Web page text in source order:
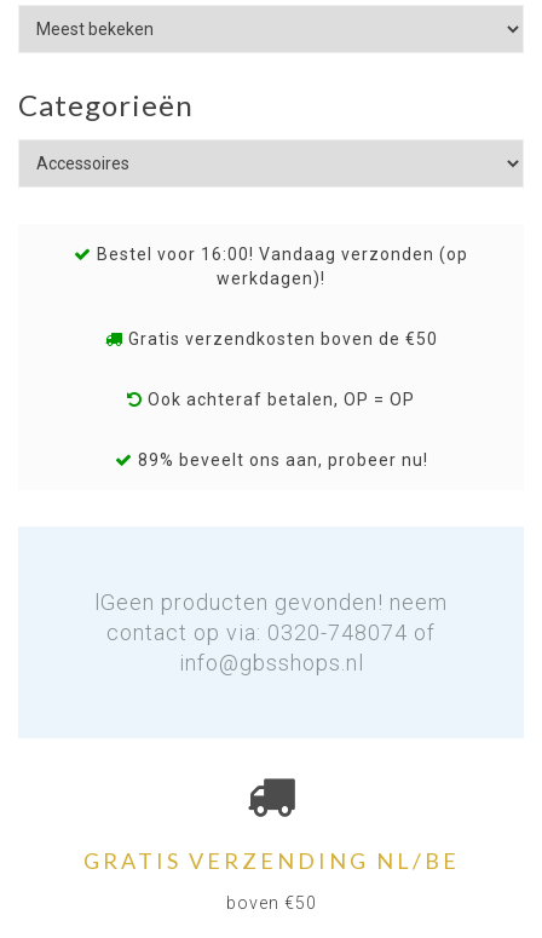
Categorieën
Bestel voor 16:00! Vandaag verzonden (op
werkdagen)!
Gratis verzendkosten boven de €50
Ook achteraf betalen, OP = OP
89% beveelt ons aan, probeer nu!
lGeen producten gevonden! neem
contact op via: 0320-748074 of
info@gbsshops.nl
GRATIS VERZENDING NL/BE
boven €50